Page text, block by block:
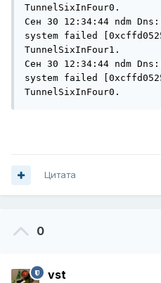
TunnelSixInFour0.
Сен 30 12:34:44 ndm
system failed
TunnelSixInFour1.
Сен 30 12:34:44 ndm
system failed
TunnelSixInFour0.
Цитата
0
vst